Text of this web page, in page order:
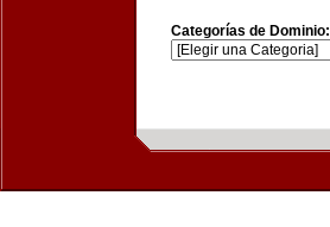
Categorías de Dominio: